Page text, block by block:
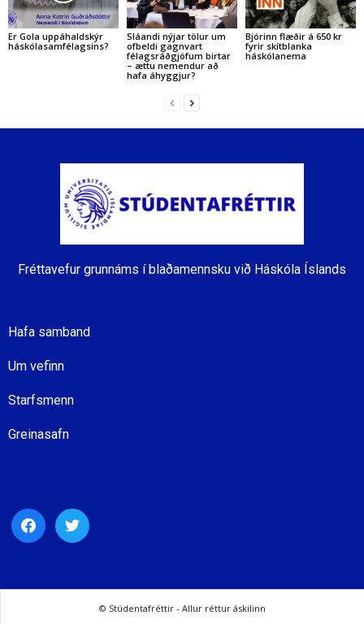
Er Gola uppáhaldskýr
háskólasamfélagsins?
Sláandi nýjar tölur um
ofbeldi gagnvart
félagsráðgjöfum birtar
– ættu nemendur að
hafa áhyggjur?
Bjórinn flæðir á 650 kr
fyrir skítblanka
háskólanema
Fréttavefur grunnáms í blaðamennsku við Háskóla Íslands
Hafa samband
Um vefinn
Starfsmenn
Greinasafn
facebooktwitter
© Stúdentafréttir - Allur réttur áskilinn